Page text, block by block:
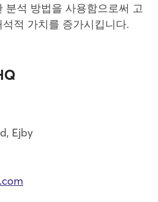
분석 방법을 사용함으로써 고
적 가치를 증가시킵니다.
Ejby